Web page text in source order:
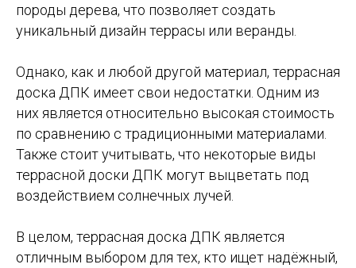
породы дерева, что позволяет создать
уникальный дизайн террасы или веранды.
Однако, как и любой другой материал, террасная
доска ДПК имеет свои недостатки. Одним из
них является относительно высокая стоимость
по сравнению с традиционными материалами.
Также стоит учитывать, что некоторые виды
террасной доски ДПК могут выцветать под
воздействием солнечных лучей.
В целом, террасная доска ДПК является
отличным выбором для тех, кто ищет надёжный,